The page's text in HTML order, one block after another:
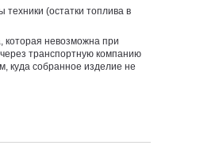
(остатки топлива в
которая невозможна при
транспортную компанию
куда собранное изделие не